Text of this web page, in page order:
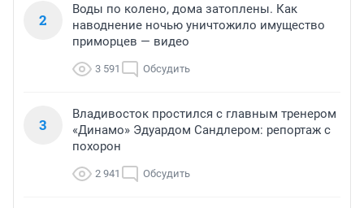
2
Воды по колено, дома затоплены. Как
наводнение ночью уничтожило имущество
приморцев — видео
3 591 Обсудить
3
Владивосток простился с главным тренером
«Динамо» Эдуардом Сандлером: репортаж с
похорон
2 941 Обсудить